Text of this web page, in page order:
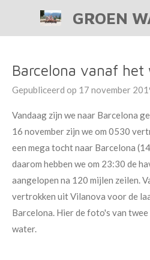
hoofdinhoud
GROEN
Barcelona vanaf het
Gepubliceerd op 17 november
Vandaag zijn we naar Barcelona
16 november zijn we om 0530
een mega tocht naar Barcelona
daarom hebben we om 23:30 de
aangelopen na 120 mijlen zeilen.
vertrokken uit Vilanova voor de
Barcelona. Hier de foto's van
water.